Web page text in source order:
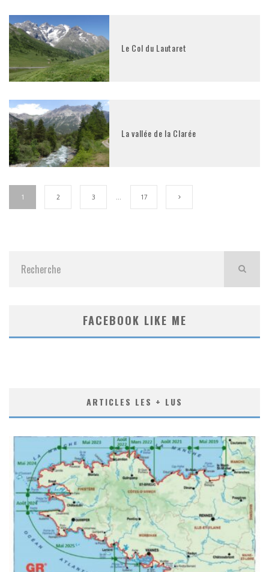
Le Col du Lautaret
La vallée de la Clarée
1 2 3 17
FACEBOOK LIKE ME
ARTICLES LES + LUS